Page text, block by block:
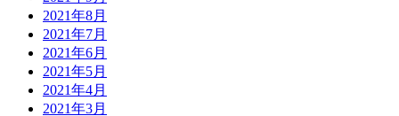
2021年8月
2021年7月
2021年6月
2021年5月
2021年4月
2021年3月